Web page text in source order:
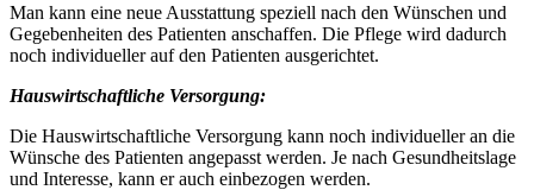
Man kann eine neue Ausstattung speziell nach den Wünschen und
Gegebenheiten des Patienten anschaffen. Die Pflege wird dadurch
noch individueller auf den Patienten ausgerichtet.
Hauswirtschaftliche Versorgung:
Die Hauswirtschaftliche Versorgung kann noch individueller an die
Wünsche des Patienten angepasst werden. Je nach Gesundheitslage
und Interesse, kann er auch einbezogen werden.